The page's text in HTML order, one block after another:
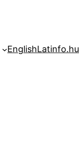
EnglishLatinfo.hu